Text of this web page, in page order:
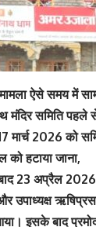
ऐसे समय में
मंदिर समिति पहले
मार्च 2026 को
को हटाया जाना,
23 अप्रैल
उपाध्यक्ष
इसके बाद